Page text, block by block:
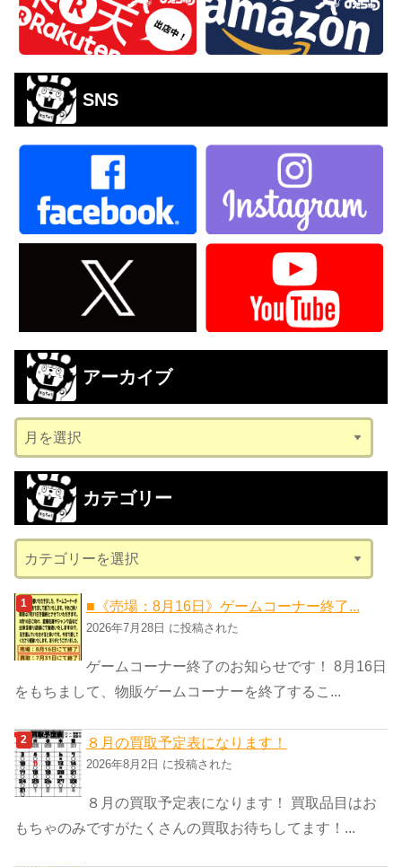
SNS
アーカイブ
ー
カ
ブ
カテゴリー
テ
ゴ
リ
ー
■《売場：8月16日》ゲームコーナー終了...
2026年7月28日 に投稿された
ゲームコーナー終了のお知らせです！ 8月16日
をもちまして、物販ゲームコーナーを終了するこ...
８月の買取予定表になります！
2026年8月2日 に投稿された
８月の買取予定表になります！ 買取品目はお
もちゃのみですがたくさんの買取お待ちしてます！...